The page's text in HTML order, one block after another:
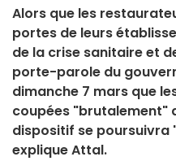
Alors que les
portes de leurs
de la crise sanitaire et
porte-parole du
dimanche 7 mars que
coupées "brutalement"
dispositif se
explique Attal.